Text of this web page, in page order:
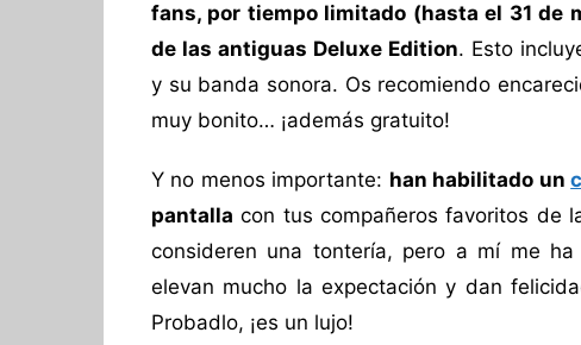
fans, por tiempo limitado (hasta el 31 de
de las antiguas Deluxe Edition. Esto
y su banda sonora. Os recomiendo
muy bonito… ¡además gratuito!
Y no menos importante: han habilitado un
pantalla con tus compañeros favoritos de
consideren una tontería, pero a mí me
elevan mucho la expectación y dan
Probadlo, ¡es un lujo!